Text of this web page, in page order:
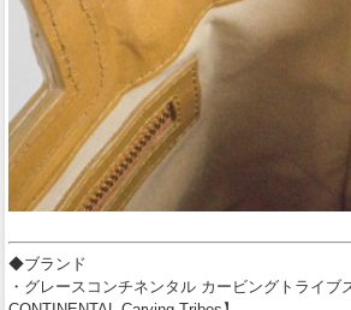
◆ブランド
・グレースコンチネンタル カービングトライブ